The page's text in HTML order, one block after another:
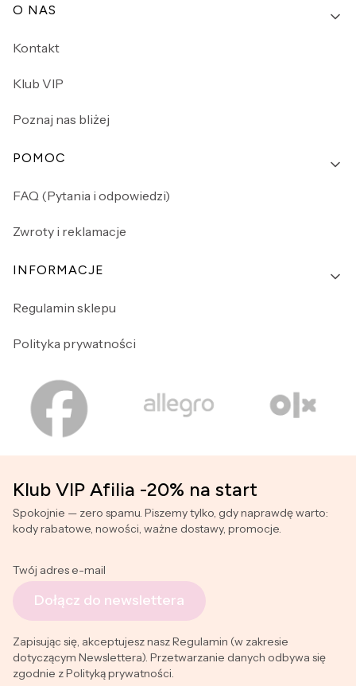
O NAS
Kontakt
Klub VIP
Poznaj nas bliżej
POMOC
FAQ (Pytania i odpowiedzi)
Zwroty i reklamacje
INFORMACJE
Regulamin sklepu
Polityka prywatności
Klub VIP Afilia -20% na start
Spokojnie — zero spamu. Piszemy tylko, gdy naprawdę warto:
kody rabatowe, nowości, ważne dostawy, promocje.
Twój adres e-mail
Dołącz do newslettera
Zapisując się, akceptujesz nasz Regulamin (w zakresie
dotyczącym Newslettera). Przetwarzanie danych odbywa się
zgodnie z Polityką prywatności.